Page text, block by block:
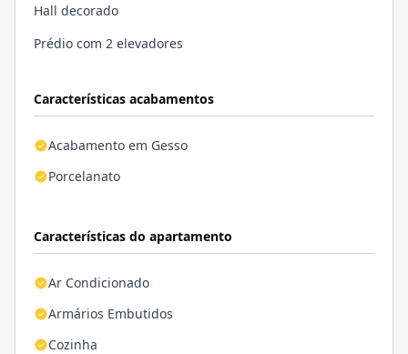
Características acabamentos
Acabamento em Gesso
Porcelanato
Características do apartamento
Ar Condicionado
Armários Embutidos
Cozinha
Hall decorado
Prédio com 2 elevadores